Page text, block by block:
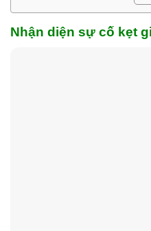
Nhận diện sự cố kẹt